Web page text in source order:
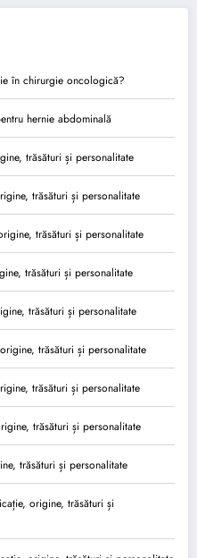
în chirurgie oncologică?
hernie abdominală
trăsături și personalitate
trăsături și personalitate
trăsături și personalitate
trăsături și personalitate
trăsături și personalitate
trăsături și personalitate
trăsături și personalitate
trăsături și personalitate
trăsături și personalitate
origine, trăsături și